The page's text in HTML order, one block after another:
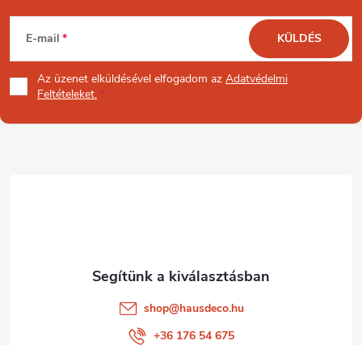
L
á
b
E-mail
Az üzenet elküldésével elfogadom az Adatvédelmi
Feltételeket.
KÜLDÉS
shop@hausdeco.hu
+36 176 54 675